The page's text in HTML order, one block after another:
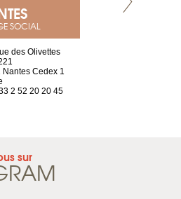
SOCIAL
des Olivettes
Nantes Cedex 1
2 52 20 20 45
sur